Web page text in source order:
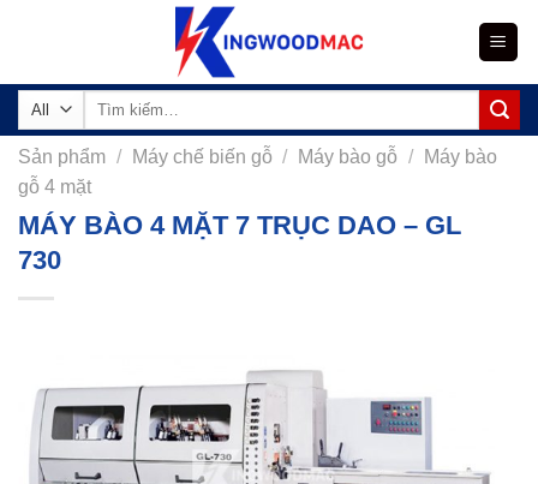
Tìm
Sản phẩm / Máy chế biến gỗ / Máy bào gỗ /
Máy bào
gỗ 4 mặt
MÁY BÀO 4 MẶT 7 TRỤC DAO – GL
730